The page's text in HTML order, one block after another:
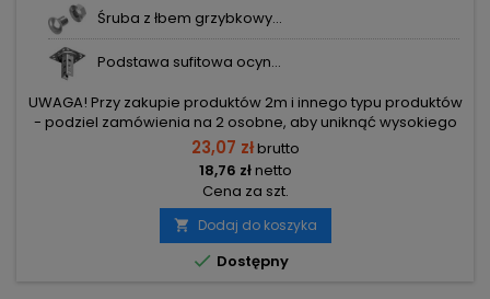
Śruba z łbem grzybkowy...
Podstawa sufitowa ocyn...
UWAGA! Przy zakupie produktów 2m i innego typu produktów
- podziel zamówienia na 2 osobne, aby uniknąć wysokiego
kosztu transportu! Zamów osobno produkty 2m i osobno inne
elementy.
23,07 złbrutto
18,76 złnetto
Cena za szt.
 Dodaj do koszyka
 Dostępny